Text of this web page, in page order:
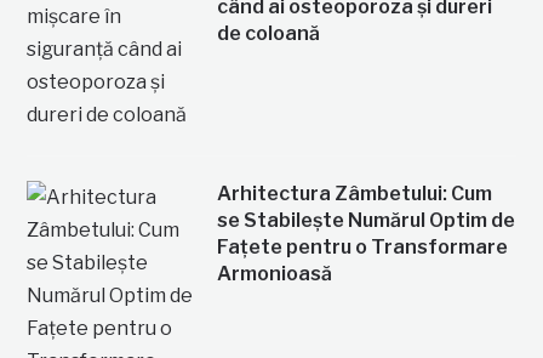
când ai osteoporoza și dureri
de coloană
Arhitectura Zâmbetului: Cum
se Stabilește Numărul Optim de
Fațete pentru o Transformare
Armonioasă